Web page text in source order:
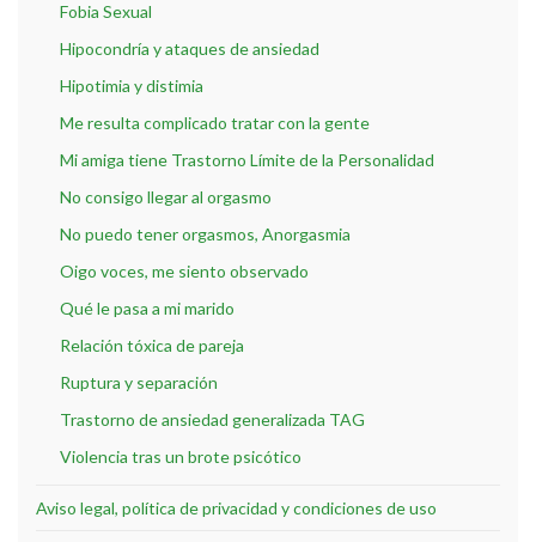
Fobia Sexual
Hipocondría y ataques de ansiedad
Hipotimia y distimia
Me resulta complicado tratar con la gente
Mi amiga tiene Trastorno Límite de la Personalidad
No consigo llegar al orgasmo
No puedo tener orgasmos, Anorgasmia
Oigo voces, me siento observado
Qué le pasa a mi marido
Relación tóxica de pareja
Ruptura y separación
Trastorno de ansiedad generalizada TAG
Violencia tras un brote psicótico
Aviso legal, política de privacidad y condiciones de uso